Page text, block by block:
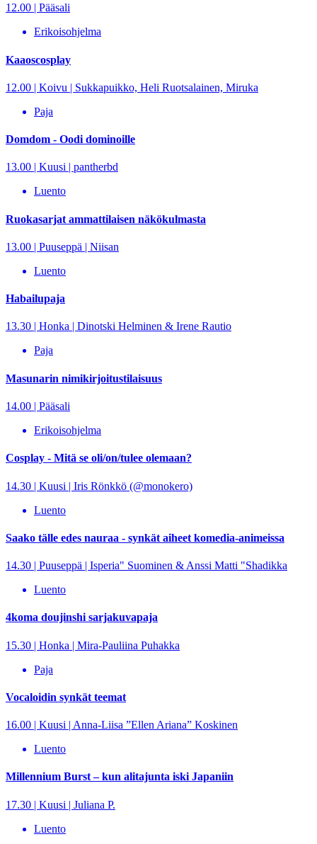
12.00 | Pääsali
Erikoisohjelma
Kaaoscosplay
12.00 | Koivu | Sukkapuikko, Heli Ruotsalainen, Miruka
Paja
Domdom - Oodi dominoille
13.00 | Kuusi | pantherbd
Luento
Ruokasarjat ammattilaisen näkökulmasta
13.00 | Puuseppä | Niisan
Luento
Habailupaja
13.30 | Honka | Dinotski Helminen & Irene Rautio
Paja
Masunarin nimikirjoitustilaisuus
14.00 | Pääsali
Erikoisohjelma
Cosplay - Mitä se oli/on/tulee olemaan?
14.30 | Kuusi | Iris Rönkkö (@monokero)
Luento
Saako tälle edes nauraa - synkät aiheet komedia-animeissa
14.30 | Puuseppä | Isperia" Suominen & Anssi Matti "Shadikka
Luento
4koma doujinshi sarjakuvapaja
15.30 | Honka | Mira-Pauliina Puhakka
Paja
Vocaloidin synkät teemat
16.00 | Kuusi | Anna-Liisa ”Ellen Ariana” Koskinen
Luento
Millennium Burst – kun alitajunta iski Japaniin
17.30 | Kuusi | Juliana P.
Luento